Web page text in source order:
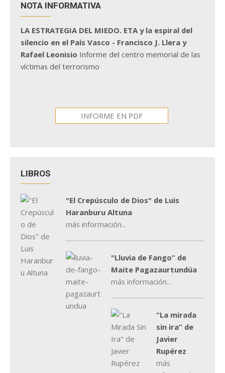
NOTA INFORMATIVA
LA ESTRATEGIA DEL MIEDO. ETA y la espiral del
silencio en el País Vasco - Francisco J. Llera y
Rafael Leonisio Informe del centro memorial de las
víctimas del terrorismo
INFORME EN PDF
LIBROS
"El Crepúsculo de Dios" de Luis
Haranburu Altuna
más información...
"Lluvia de Fango” de
Maite Pagazaurtundúa
más información...
“La mirada
sin ira” de
Javier
Rupérez
más